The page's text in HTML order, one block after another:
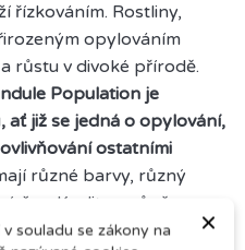
řízkováním. Rostliny,
opylováním
růstu v divoké přírodě.
Population je
již se jedná o opylování,
ostatními
různé barvy, různý
čas. Kvalita a vůně
na roku sklizně,
×
souladu se zákony na